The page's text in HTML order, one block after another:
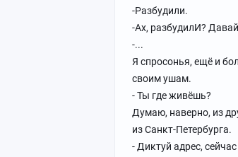
-Разбудили.
-Ах, разбудилИ?
-...
Я спросонья, ещё и
своим ушам.
- Ты где живёшь?
Думаю, наверно, из
из Санкт-Петербурга.
- Диктуй адрес,